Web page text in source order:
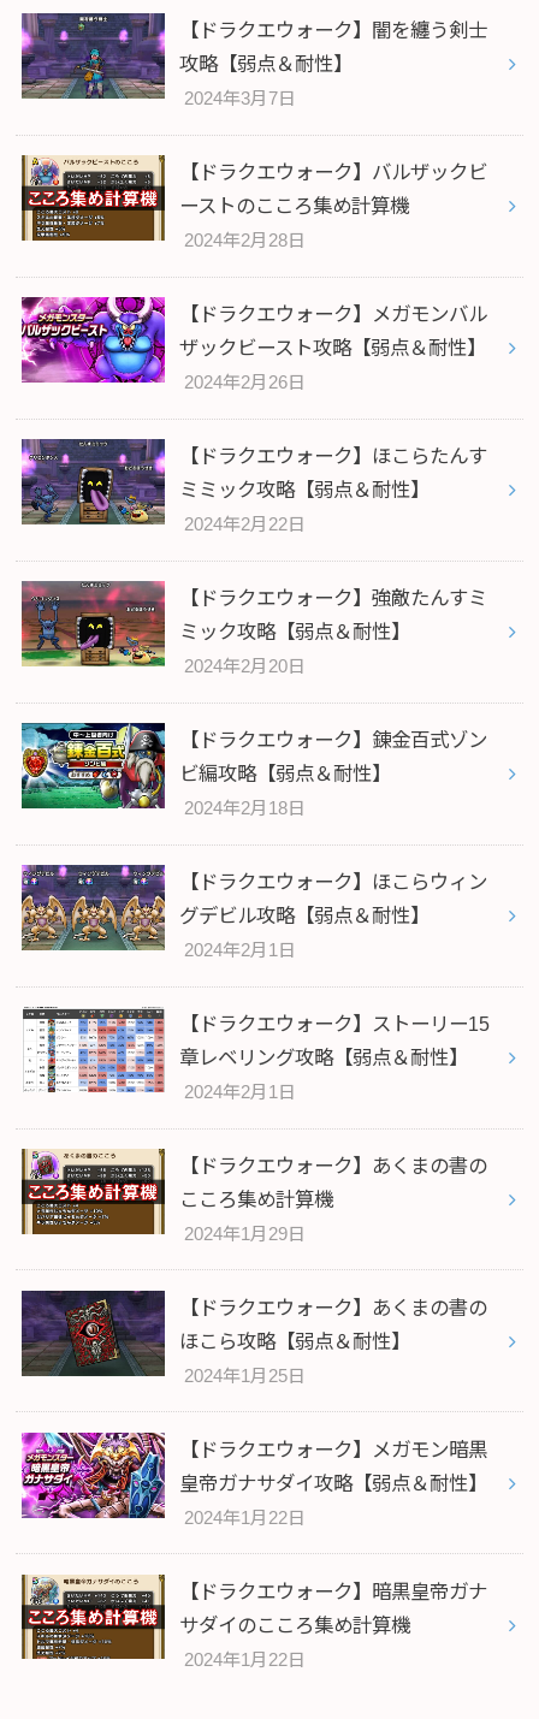
【ドラクエウォーク】闇を纏う剣士
攻略【弱点＆耐性】
2024年3月7日
【ドラクエウォーク】バルザックビ
ーストのこころ集め計算機
2024年2月28日
【ドラクエウォーク】メガモンバル
ザックビースト攻略【弱点＆耐性】
2024年2月26日
【ドラクエウォーク】ほこらたんす
ミミック攻略【弱点＆耐性】
2024年2月22日
【ドラクエウォーク】強敵たんすミ
ミック攻略【弱点＆耐性】
2024年2月20日
【ドラクエウォーク】錬金百式ゾン
ビ編攻略【弱点＆耐性】
2024年2月18日
【ドラクエウォーク】ほこらウィン
グデビル攻略【弱点＆耐性】
2024年2月1日
【ドラクエウォーク】ストーリー15
章レベリング攻略【弱点＆耐性】
2024年2月1日
【ドラクエウォーク】あくまの書の
こころ集め計算機
2024年1月29日
【ドラクエウォーク】あくまの書の
ほこら攻略【弱点＆耐性】
2024年1月25日
【ドラクエウォーク】メガモン暗黒
皇帝ガナサダイ攻略【弱点＆耐性】
2024年1月22日
【ドラクエウォーク】暗黒皇帝ガナ
サダイのこころ集め計算機
2024年1月22日